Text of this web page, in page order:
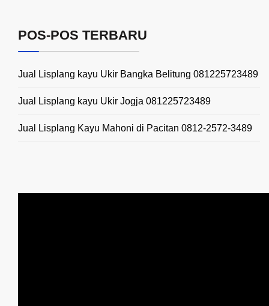
POS-POS TERBARU
Jual Lisplang kayu Ukir Bangka Belitung 081225723489
Jual Lisplang kayu Ukir Jogja 081225723489
Jual Lisplang Kayu Mahoni di Pacitan 0812-2572-3489